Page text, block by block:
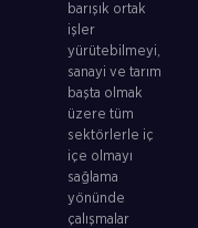
barışık ortak
işler
yürütebilmeyi,
sanayi ve tarım
başta olmak
üzere tüm
sektörlerle iç
içe olmayı
sağlama
yönünde
çalışmalar